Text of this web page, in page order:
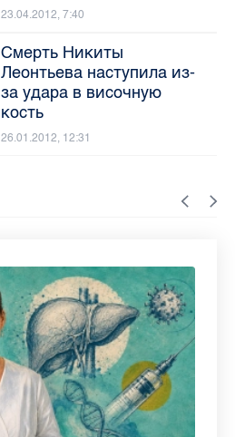
23.04.2012, 7:40
Смерть Никиты
Леонтьева наступила из-
за удара в височную
кость
26.01.2012, 12:31